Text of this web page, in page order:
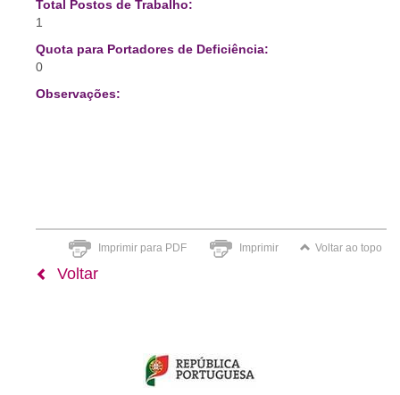
Total Postos de Trabalho:
1
Quota para Portadores de Deficiência:
0
Observações:
Imprimir para PDF Imprimir Voltar ao topo
Voltar